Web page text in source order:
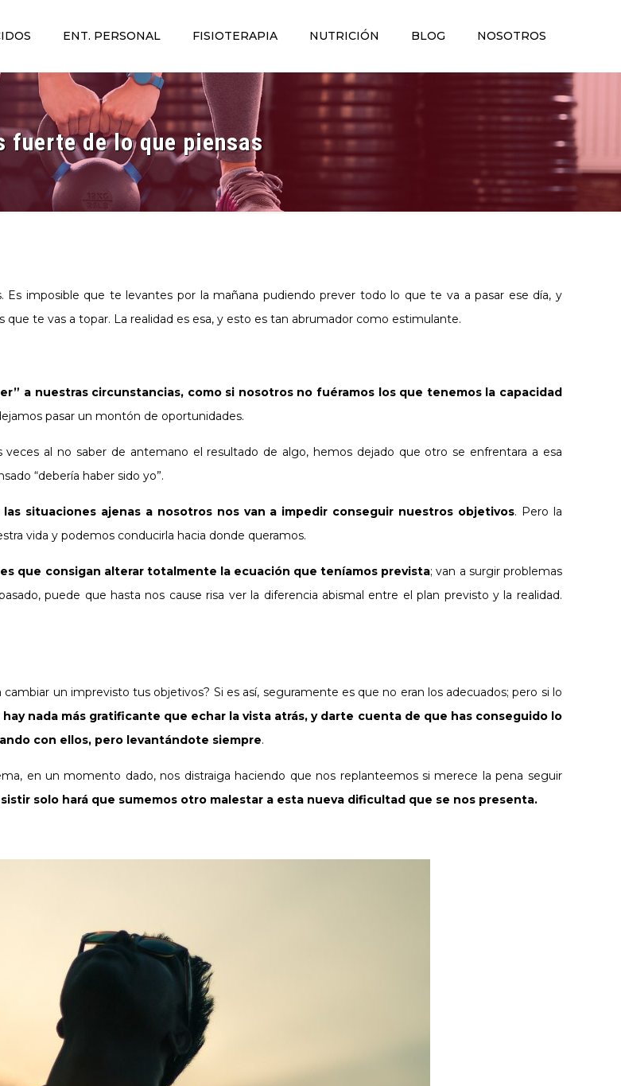
ENT. PERSONAL FISIOTERAPIA NUTRICIÓN BLOG NOSOTROS
fuerte de lo que piensas
imposible que te levantes por la mañana pudiendo prever todo lo que te va a pasar ese día, y
te vas a topar. La realidad es esa, y esto es tan abrumador como estimulante.
a nuestras circunstancias, como si nosotros no fuéramos los que tenemos la capacidad
pasar un montón de oportunidades.
al no saber de antemano el resultado de algo, hemos dejado que otro se enfrentara a esa
“debería haber sido yo”.
situaciones ajenas a nosotros nos van a impedir conseguir nuestros objetivos. Pero la
vida y podemos conducirla hacia donde queramos.
que consigan alterar totalmente la ecuación que teníamos prevista; van a surgir problemas
puede que hasta nos cause risa ver la diferencia abismal entre el plan previsto y la realidad.
un imprevisto tus objetivos? Si es así, seguramente es que no eran los adecuados; pero si lo
hay nada más gratificante que echar la vista atrás, y darte cuenta de que has conseguido lo
con ellos, pero levantándote siempre.
en un momento dado, nos distraiga haciendo que nos replanteemos si merece la pena seguir
solo hará que sumemos otro malestar a esta nueva dificultad que se nos presenta.